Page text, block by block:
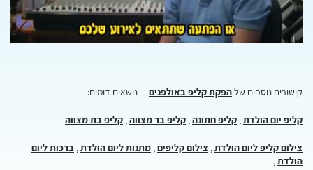
קישורים נוספים שלהפקת קליפ באולפנים– נושאים דומים:
קליפ יום הולדת, קליפ חתונה, קליפ בר מצווה, קליפ בת מצווה
צילום קליפ ליום הולדת, צילום קליפים, מתנות ליום הולדת, ברכות ליום
הולדת,